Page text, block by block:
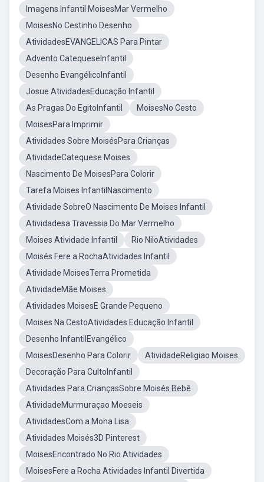
Imagens Infantil MoisesMar Vermelho
MoisesNo Cestinho Desenho
AtividadesEVANGELICAS Para Pintar
Advento CatequeseInfantil
Desenho EvangélicoInfantil
Josue AtividadesEducação Infantil
As Pragas Do EgitoInfantil
MoisesNo Cesto
MoisesPara Imprimir
Atividades Sobre MoisésPara Crianças
AtividadeCatequese Moises
Nascimento De MoisesPara Colorir
Tarefa Moises InfantilNascimento
Atividade SobreO Nascimento De Moises Infantil
Atividadesa Travessia Do Mar Vermelho
Moises Atividade Infantil
Rio NiloAtividades
Moisés Fere a RochaAtividades Infantil
Atividade MoisesTerra Prometida
AtividadeMãe Moises
Atividades MoisesE Grande Pequeno
Moises Na CestoAtividades Educação Infantil
Desenho InfantilEvangélico
MoisesDesenho Para Colorir
AtividadeReligiao Moises
Decoração Para CultoInfantil
Atividades Para CriançasSobre Moisés Bebê
AtividadeMurmuraçao Moeseis
AtividadesCom a Mona Lisa
Atividades Moisés3D Pinterest
MoisesEncontrado No Rio Atividades
MoisesFere a Rocha Atividades Infantil Divertida